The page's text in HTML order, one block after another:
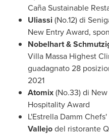
Caña Sustainable
Uliassi (No.12) di
New Entry Award,
Nobelhart &
Villa Massa Highest
guadagnato 28
2021
Atomix(No.33) di
Hospitality Award
L'Estrella Damm
Vallejodel ristorante